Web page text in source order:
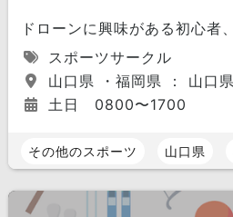
ドローンに興味がある初心者
スポーツサークル
山口県 ・福岡県 ： 山口
土日 0800〜1700
その他のスポーツ 山口県